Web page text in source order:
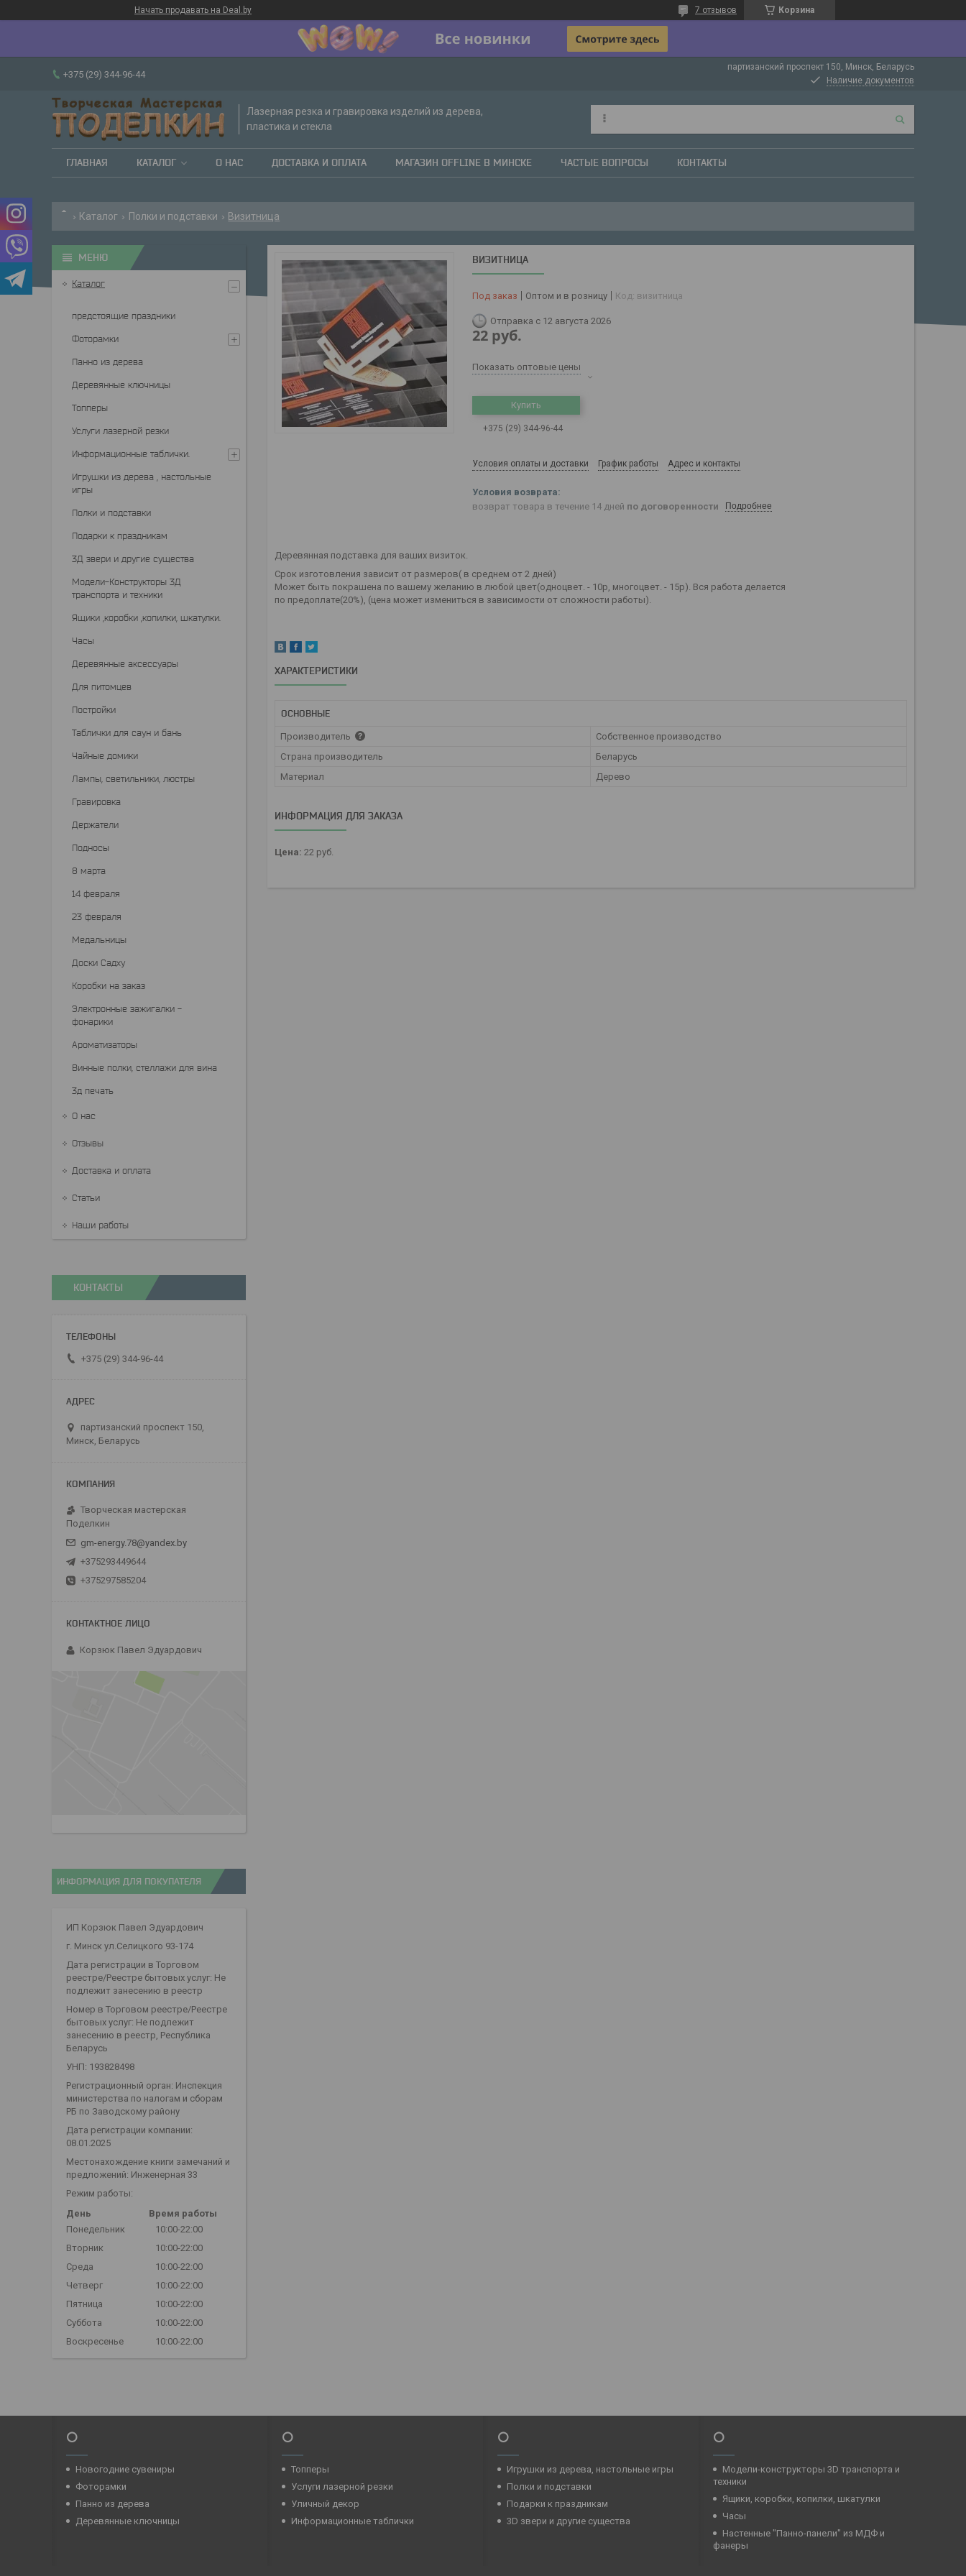
Начать продавать на Deal.by Корзина
7 отзывов
+375 (29) 344-96-44
партизанский проспект 150, Минск, Беларусь
Наличие документов
Лазерная резка и гравировка изделий из дерева,
пластика и стекла
ГЛАВНАЯ КАТАЛОГ О НАС ДОСТАВКА И ОПЛАТА МАГАЗИН OFFLINE В МИНСКЕ ЧАСТЫЕ ВОПРОСЫ КОНТАКТЫ
Каталог Полки и подставки Визитница
ВИЗИТНИЦА
Под заказ Оптом и в розницу Код: визитница
Отправка с 12 августа 2026
22 руб.
Показать оптовые цены
Купить
+375 (29) 344-96-44
Условия оплаты и доставки График работы Адрес и контакты
возврат товара в течение 14 дней по договоренности Подробнее
Деревянная подставка для ваших визиток.
Срок изготовления зависит от размеров( в среднем от 2 дней)
Может быть покрашена по вашему желанию в любой цвет(одноцвет. - 10р, многоцвет. - 15р). Вся работа делается
по предоплате(20%), (цена может измениться в зависимости от сложности работы).
ХАРАКТЕРИСТИКИ
ОСНОВНЫЕ
Производитель
Собственное производство
Страна производитель
Беларусь
Материал
Дерево
ИНФОРМАЦИЯ ДЛЯ ЗАКАЗА
Цена: 22 руб.
Каталог
предстоящие праздники
Фоторамки
Панно из дерева
Деревянные ключницы
Топперы
Услуги лазерной резки
Информационные таблички.
Игрушки из дерева , настольные
игры
Полки и подставки
Подарки к праздникам
3Д звери и другие существа
Модели-Конструкторы 3Д
транспорта и техники
Ящики ,коробки ,копилки, шкатулки.
Часы
Деревянные аксессуары
Для питомцев
Постройки
Таблички для саун и бань
Чайные домики
Лампы, светильники, люстры
Гравировка
Держатели
Подносы
8 марта
14 февраля
23 февраля
Медальницы
Доски Садху
Коробки на заказ
Электронные зажигалки -
фонарики
Ароматизаторы
Винные полки, стеллажи для вина
3д печать
О нас
Отзывы
Доставка и оплата
Статьи
Наши работы
КОНТАКТЫ
+375 (29) 344-96-44
партизанский проспект 150,
Минск, Беларусь
Творческая мастерская
Поделкин
gm-energy.78@yandex.by
+375293449644
+375297585204
Корзюк Павел Эдуардович
ИНФОРМАЦИЯ ДЛЯ ПОКУПАТЕЛЯ
ИП Корзюк Павел Эдуардович
г. Минск ул.Селицкого 93-174
Дата регистрации в Торговом
реестре/Реестре бытовых услуг: Не
подлежит занесению в реестр
Номер в Торговом реестре/Реестре
бытовых услуг: Не подлежит
занесению в реестр, Республика
Беларусь
УНП: 193828498
Регистрационный орган: Инспекция
министерства по налогам и сборам
РБ по Заводскому району
Дата регистрации компании:
08.01.2025
Местонахождение книги замечаний и
предложений: Инженерная 33
Режим работы:
День
Время работы
Понедельник
10:00-22:00
Вторник
10:00-22:00
Среда
10:00-22:00
Четверг
10:00-22:00
Пятница
10:00-22:00
Суббота
10:00-22:00
Воскресенье
10:00-22:00
⭕
Новогодние сувениры
Фоторамки
Панно из дерева
Деревянные ключницы
⭕
Топперы
Услуги лазерной резки
Уличный декор
Информационные таблички
⭕
Игрушки из дерева, настольные игры
Полки и подставки
Подарки к праздникам
3D звери и другие существа
⭕
Модели-конструкторы 3D транспорта и
техники
Ящики, коробки, копилки, шкатулки
Часы
Настенные "Панно-панели" из МДФ и
фанеры